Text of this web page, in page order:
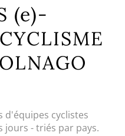
(e)-
d'équipes cyclistes
jours - triés par pays.